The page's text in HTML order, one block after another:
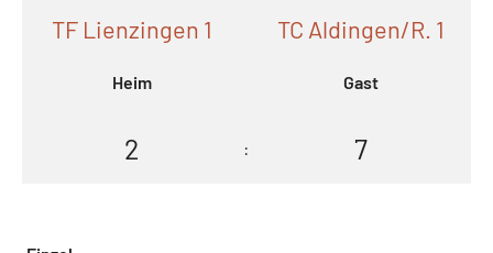
TF Lienzingen 1
Heim
TC Aldingen/R. 1
Gast
2 : 7